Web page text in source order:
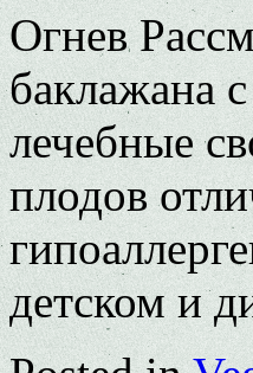
Огнев
баклажана
лечебные
плодов
детском и